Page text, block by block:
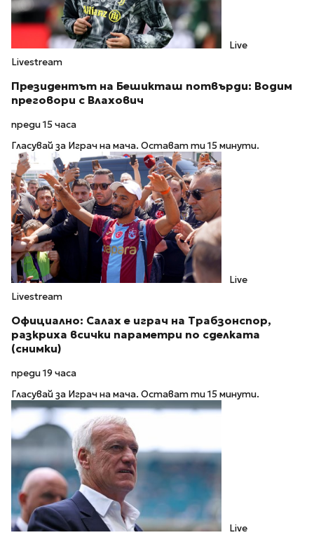
Live
Livestream
Президентът на Бешикташ потвърди: Водим
преговори с Влахович
преди 15 часа
Гласувай за Играч на мача. Остават ти 15 минути.
Live
Livestream
Официално: Салах е играч на Трабзонспор,
разкриха всички параметри по сделката
(снимки)
преди 19 часа
Гласувай за Играч на мача. Остават ти 15 минути.
Live